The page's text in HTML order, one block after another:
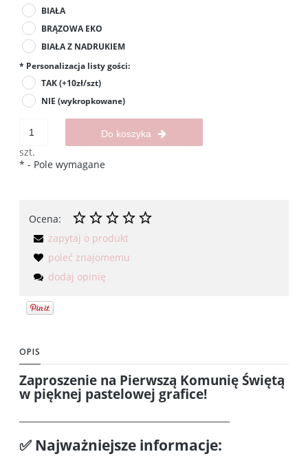
BIAŁA
BRĄZOWA EKO
BIAŁA Z NADRUKIEM
* Personalizacja listy gości:
TAK (+10zł/szt)
NIE (wykropkowane)
szt.
Do koszyka
* - Pole wymagane
Ocena:
zapytaj o produkt
poleć znajomemu
dodaj opinię
OPIS
Zaproszenie na Pierwszą Komunię Świętą
w pięknej pastelowej grafice!
✅ Najważniejsze informacje: